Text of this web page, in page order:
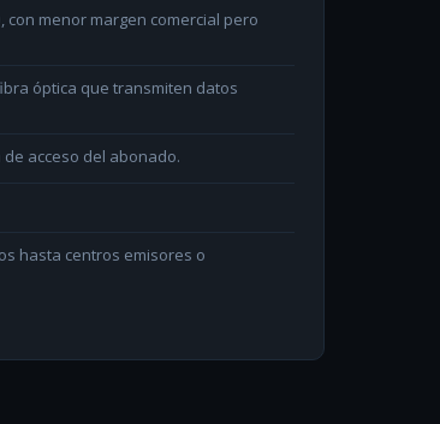
con menor margen comercial pero
óptica que transmiten datos
acceso del abonado.
hasta centros emisores o